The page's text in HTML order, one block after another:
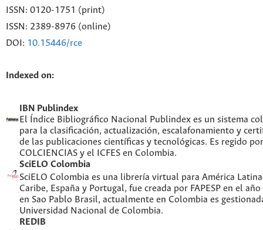
ISSN: 0120-1751 (print)
ISSN: 2389-8976 (online)
DOI: 10.15446/rce
Indexed on:
IBN Publindex
El Índice Bibliográfico Nacional Publindex es un sistema
para la clasificación, actualización, escalafonamiento y
de las publicaciones científicas y tecnológicas. Es regido por
COLCIENCIAS y el ICFES en Colombia.
SciELO Colombia
SciELO Colombia es una librería virtual para América
Caribe, España y Portugal, fue creada por FAPESP en el
en Sao Pablo Brasil, actualmente en Colombia es
Universidad Nacional de Colombia.
REDIB